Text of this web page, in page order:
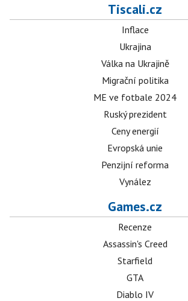
Tiscali.cz
Inflace
Ukrajina
Válka na Ukrajině
Migrační politika
ME ve fotbale 2024
Ruský prezident
Ceny energií
Evropská unie
Penzijní reforma
Vynález
Games.cz
Recenze
Assassin's Creed
Starfield
GTA
Diablo IV